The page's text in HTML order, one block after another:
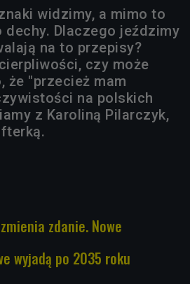
widzimy, a mimo to
dechy. Dlaczego jeździmy
na to przepisy?
czy może
że "przecież mam
na polskich
z Karoliną Pilarczyk,
zdanie. Nowe
wyjadą po 2035 roku